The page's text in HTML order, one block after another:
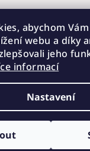
abychom
webu a díky
jeho
informací
Nastavení
Hnízdečka od
Upravit
Vytvořil